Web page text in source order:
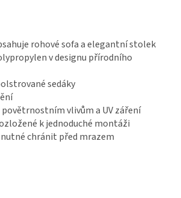
rohové sofa a elegantní stolek
v designu přírodního
sedáky
vlivům a UV záření
k jednoduché montáži
chránit před mrazem